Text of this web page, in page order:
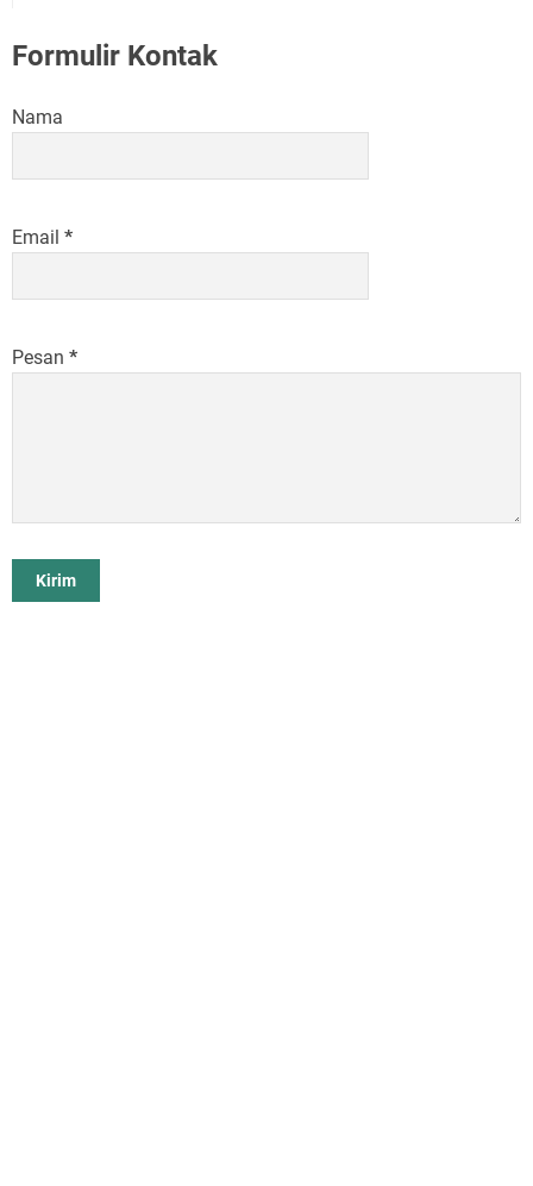
Formulir Kontak
Nama
Email *
Pesan *